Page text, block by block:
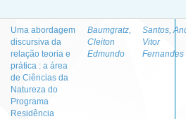
Uma abordagem
discursiva da
relação teoria e
prática : a área
de Ciências da
Natureza do
Programa
Residência
Baumgratz,
Cleiton
Edmundo
Santos,
Vitor
Fernandes